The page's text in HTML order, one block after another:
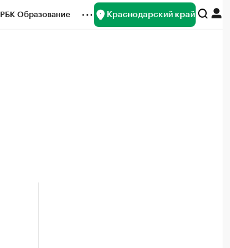
РБК Образование Краснодарский край